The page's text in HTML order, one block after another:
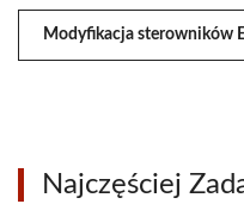
Modyfikacja sterowników
Najczęściej